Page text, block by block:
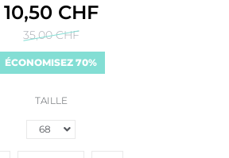
10,50 CHF
35,00 CHF
ÉCONOMISEZ 70%
TAILLE